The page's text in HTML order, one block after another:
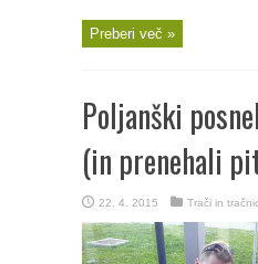
Preberi več »
Poljanški
(in prenehali
22. 4. 2015 Trači in